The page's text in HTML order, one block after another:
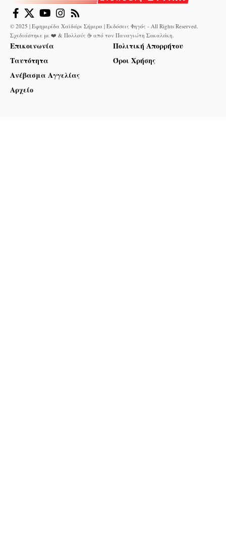
© 2025 | Εφημερίδα Χαϊδάρι Σήμερα | Εκδόσεις Φηγός - All Rights Reserved.
Σχεδιάστηκε με ❤️ & Πολλούς ☕ από τον Παναγιώτη Σακαλάκη.
Επικοινωνία
Ταυτότητα
Ανέβασμα Αγγελίας
Αρχείο
Πολιτική Απορρήτου
Όροι Χρήσης